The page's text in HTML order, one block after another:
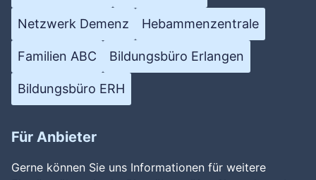
Netzwerk Demenz Hebammenzentrale
Familien ABC Bildungsbüro Erlangen
Bildungsbüro ERH
Für Anbieter
Gerne können Sie uns Informationen für weitere